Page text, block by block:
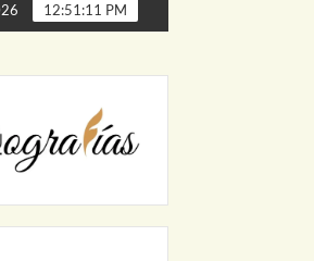
JAPAM EL PROGRAMA “AGUA
12:51:12 PM